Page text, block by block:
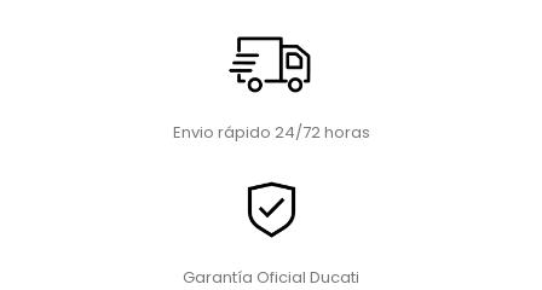
Envio rápido 24/72 horas
Garantía Oficial Ducati